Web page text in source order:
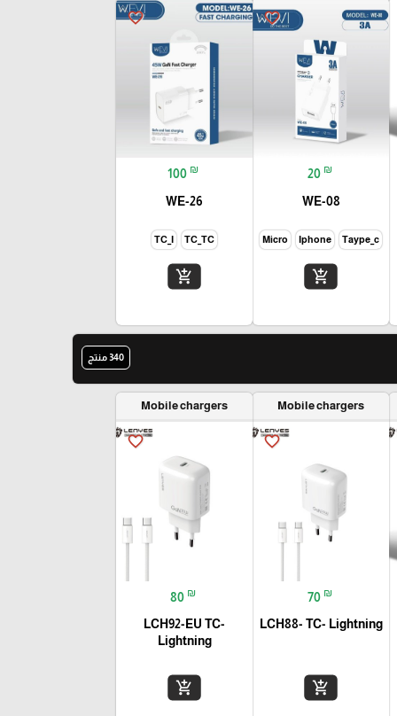
favorite_border
20 ₪
WE-08
Taype_c
Iphone
Micro
add_shopping_cart
favorite_border
100 ₪
WE-26
TC_TC
TC_I
add_shopping_cart
340 منتج
Mobile chargers
favorite_border
70 ₪
LCH88- TC- Lightning
add_shopping_cart
Mobile chargers
favorite_border
80 ₪
LCH92-EU TC-
Lightning
add_shopping_cart